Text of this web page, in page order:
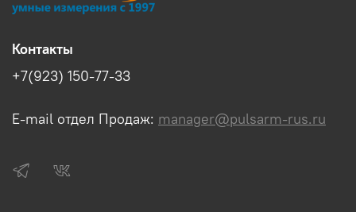
Контакты
+7(923) 150-77-33
E-mail отдел Продаж: manager@pulsarm-rus.ru